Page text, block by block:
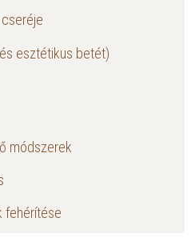
esztétikus betét)
módszerek
fehérítése